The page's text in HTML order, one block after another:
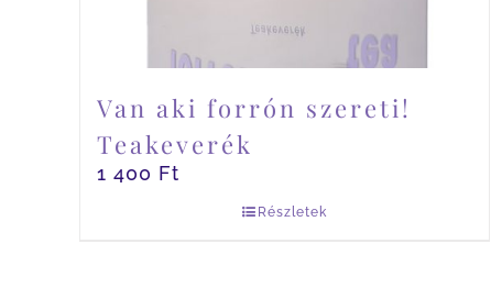
Van aki forrón szereti!
Teakeverék
1 400 Ft
Részletek